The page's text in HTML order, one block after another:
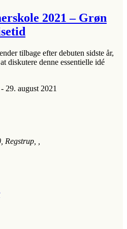
2021 – Grøn
tilbage efter debuten sidste år,
diskutere denne essentielle idé
29. august 2021
Regstrup